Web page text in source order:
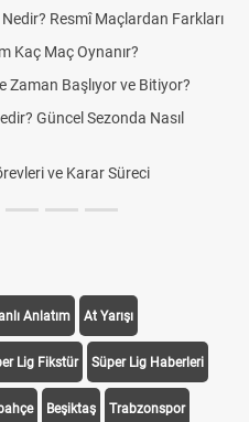
Nedir? Resmî Maçlardan Farkları
Kaç Maç Oynanır?
Zaman Başlıyor ve Bitiyor?
Güncel Sezonda Nasıl
ve Karar Süreci
Anlatım At Yarışı
Lig Fikstür Süper Lig Haberleri
Beşiktaş Trabzonspor